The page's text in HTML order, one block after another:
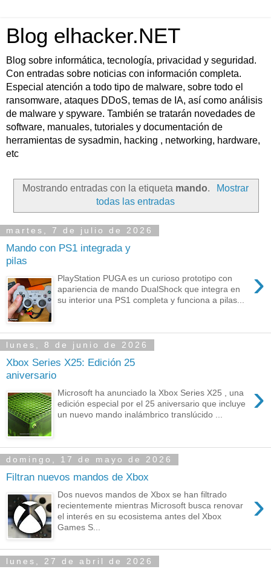
Blog elhacker.NET
Blog sobre informática, tecnología, privacidad y seguridad.
Con entradas sobre noticias con información completa.
Especial atención a todo tipo de malware, sobre todo el
ransomware, ataques DDoS, temas de IA, así como análisis
de malware y spyware. También se tratarán novedades de
software, manuales, tutoriales y documentación de
herramientas de sysadmin, hacking , networking, hardware,
etc
Mostrando entradas con la etiqueta mando.
Mostrar
todas las entradas
martes, 7 de julio de 2026
Mando con PS1 integrada y
pilas
›
PlayStation PUGA es un curioso prototipo con
apariencia de mando DualShock que integra en
su interior una PS1 completa y funciona a pilas...
lunes, 8 de junio de 2026
Xbox Series X25: Edición 25
aniversario
›
Microsoft ha anunciado la Xbox Series X25 , una
edición especial por el 25 aniversario que incluye
un nuevo mando inalámbrico translúcido ...
domingo, 17 de mayo de 2026
Filtran nuevos mandos de Xbox
›
Dos nuevos mandos de Xbox se han filtrado
recientemente mientras Microsoft busca renovar
el interés en su ecosistema antes del Xbox
Games S...
lunes, 27 de abril de 2026